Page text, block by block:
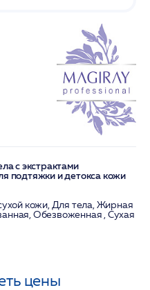
с экстрактами
подтяжки и детокса кожи
кожи, Для тела, Жирная
Обезвоженная , Сухая
цены